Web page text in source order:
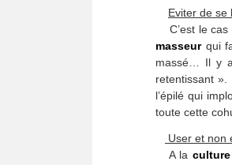
Eviter de se
C’est le cas
masseurqui
massé… Il y
retentissant
l’épilé qui
toute cette
User et non
A la